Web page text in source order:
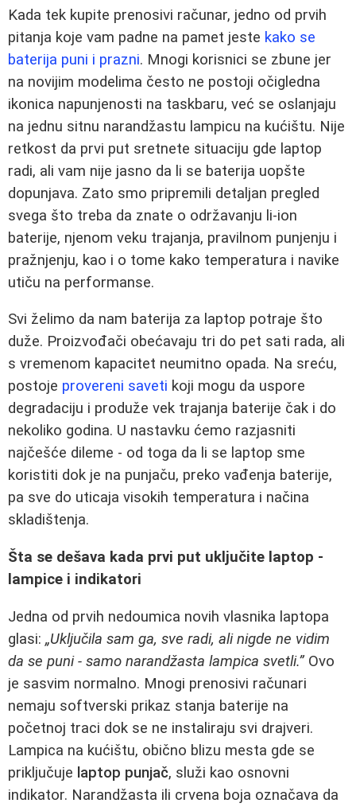
Kada tek kupite prenosivi računar, jedno od prvih
pitanja koje vam padne na pamet jeste kako se
baterija puni i prazni. Mnogi korisnici se zbune jer
na novijim modelima često ne postoji očigledna
ikonica napunjenosti na taskbaru, već se oslanjaju
na jednu sitnu narandžastu lampicu na kućištu. Nije
retkost da prvi put sretnete situaciju gde laptop
radi, ali vam nije jasno da li se baterija uopšte
dopunjava. Zato smo pripremili detaljan pregled
svega što treba da znate o održavanju li-ion
baterije, njenom veku trajanja, pravilnom punjenju i
pražnjenju, kao i o tome kako temperatura i navike
utiču na performanse.
Svi želimo da nam baterija za laptop potraje što
duže. Proizvođači obećavaju tri do pet sati rada, ali
s vremenom kapacitet neumitno opada. Na sreću,
postoje provereni saveti koji mogu da uspore
degradaciju i produže vek trajanja baterije čak i do
nekoliko godina. U nastavku ćemo razjasniti
najčešće dileme - od toga da li se laptop sme
koristiti dok je na punjaču, preko vađenja baterije,
pa sve do uticaja visokih temperatura i načina
skladištenja.
Šta se dešava kada prvi put uključite laptop -
lampice i indikatori
Jedna od prvih nedoumica novih vlasnika laptopa
glasi: „Uključila sam ga, sve radi, ali nigde ne vidim
da se puni - samo narandžasta lampica svetli.”Ovo
je sasvim normalno. Mnogi prenosivi računari
nemaju softverski prikaz stanja baterije na
početnoj traci dok se ne instaliraju svi drajveri.
Lampica na kućištu, obično blizu mesta gde se
priključuje laptop punjač, služi kao osnovni
indikator. Narandžasta ili crvena boja označava da